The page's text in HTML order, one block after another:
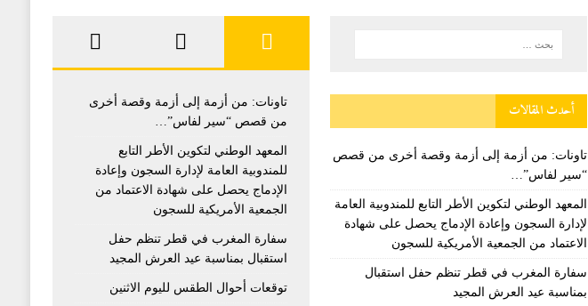
أحدث المقالات
تاونات: من أزمة إلى أزمة وقصة أخرى من قصص
“سير لفاس”…
المعهد الوطني لتكوين الأطر التابع للمندوبية العامة
لإدارة السجون وإعادة الإدماج يحصل على شهادة
الاعتماد من الجمعية الأمريكية للسجون
سفارة المغرب في قطر تنظم حفل استقبال
بمناسبة عيد العرش المجيد
تاونات: من أزمة إلى أزمة وقصة أخرى
من قصص “سير لفاس”…
المعهد الوطني لتكوين الأطر التابع
للمندوبية العامة لإدارة السجون وإعادة
الإدماج يحصل على شهادة الاعتماد من
الجمعية الأمريكية للسجون
سفارة المغرب في قطر تنظم حفل
استقبال بمناسبة عيد العرش المجيد
توقعات أحوال الطقس لليوم الاثنين